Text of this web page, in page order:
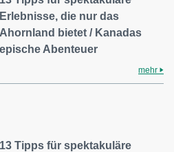
Erlebnisse, die nur das
Ahornland bietet / Kanadas
epische Abenteuer
mehr
13 Tipps für spektakuläre